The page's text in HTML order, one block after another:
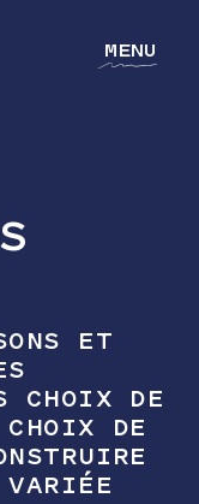
MENU
ET
CHOIX DE
CHOIX DE